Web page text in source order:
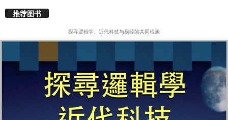
推荐图书
探寻逻辑学、近代科技与易经的共同根源